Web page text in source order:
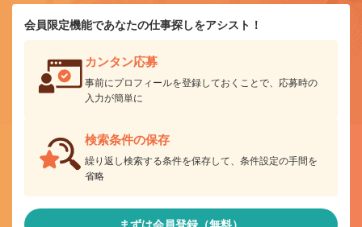
会員限定機能であなたの仕事探しをアシスト！
カンタン応募
事前にプロフィールを登録しておくことで、応募時の
入力が簡単に
検索条件の保存
繰り返し検索する条件を保存して、条件設定の手間を
省略